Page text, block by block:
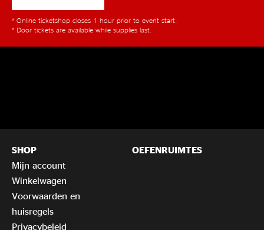
* Online ticketshop closes 1 hour prior to event start.
* Door tickets are available while supplies last.
SHOP
Mijn account
Winkelwagen
Voorwaarden en
huisregels
Privacybeleid
OEFENRUIMTES